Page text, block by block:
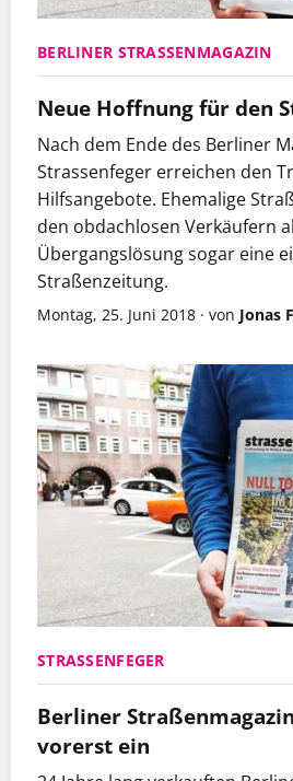
BERLINER STRASSENMAGAZIN
Neue Hoffnung für den
Nach dem Ende des Berliner
Strassenfeger erreichen den
Hilfsangebote. Ehemalige
den obdachlosen Verkäufern
Übergangslösung sogar eine
Straßenzeitung.
Montag, 25. Juni 2018 · von Jonas
STRASSENFEGER
Berliner
vorerst ein